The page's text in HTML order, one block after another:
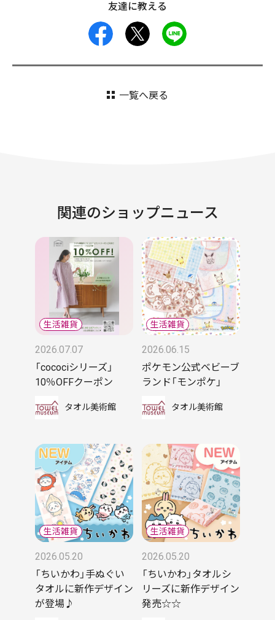
友達に教える
facebook
一覧へ戻る
関連のショップニュース
2026.07.07
「cocociシリーズ」
10％OFFクーポン
タオル美術館
2026.06.15
ポケモン公式ベビーブ
ランド「モンポケ」
タオル美術館
2026.05.20
「ちいかわ」手ぬぐい
タオルに新作デザイン
が登場♪
2026.05.20
「ちいかわ」タオルシ
リーズに新作デザイン
発売☆☆